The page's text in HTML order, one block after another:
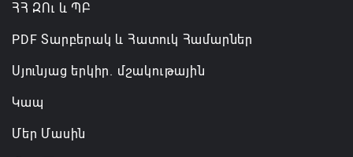
ՀՀ ԶՈւ և ՊԲ
PDF Տարբերակ և Հատուկ Համարներ
Սյունյաց երկիր. մշակութային
Կապ
Մեր Մասին